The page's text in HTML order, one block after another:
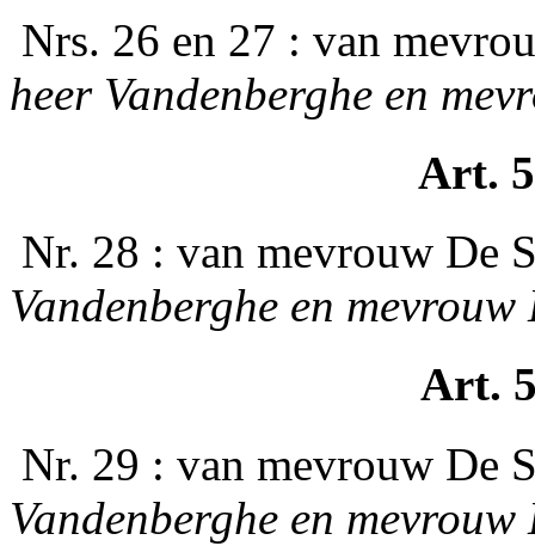
Nrs. 26 en 27 : van
heer Vandenberghe en
Art. 5
Nr. 28 : van mevrouw De
Vandenberghe en
Art.
Nr. 29 : van mevrouw De
Vandenberghe en